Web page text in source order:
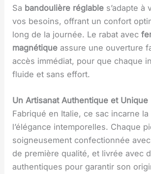
Sa bandoulière réglable s’adapte à
vos besoins, offrant un confort
long de la journée. Le rabat avec
magnétique assure une ouverture
accès immédiat, pour que chaque
fluide et sans effort.
Un Artisanat Authentique et Unique
Fabriqué en Italie, ce sac incarne
l’élégance intemporelles. Chaque
soigneusement confectionnée
de première qualité, et livrée avec
authentiques pour garantir son